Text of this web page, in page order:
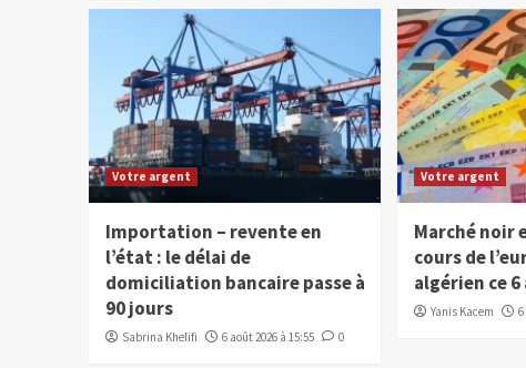
Votre argent
Importation – revente en
l’état : le délai de
domiciliation bancaire passe à
90 jours
Sabrina Khelifi 6 août 2026 à 15:55 0
Votre argent
Marché noir
cours de
algérien ce
Yanis Kacem